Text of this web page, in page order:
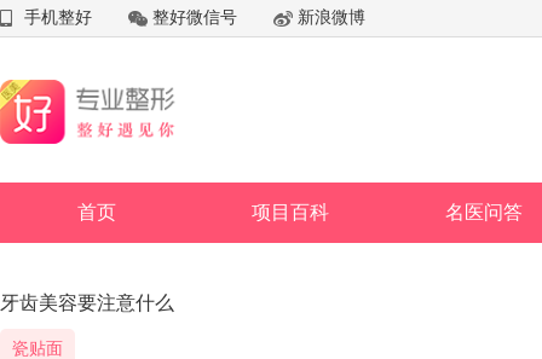
手机整好 整好微信号 新浪微博
首页 项目百科 名医问答
牙齿美容要注意什么
瓷贴面